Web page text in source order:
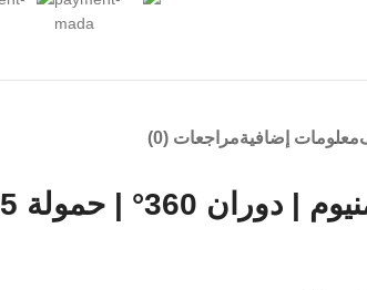
معلومات إضافيةمراجعات (0)